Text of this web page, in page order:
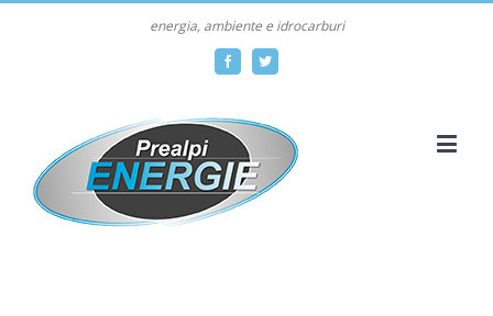
energia, ambiente e idrocarburi
FacebookTwitter